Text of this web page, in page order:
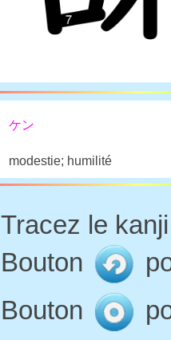
ケン
modestie; humilité
Tracez le
Bouton
Bouton